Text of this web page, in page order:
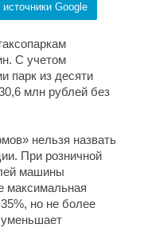
Google
С учетом
парк из десяти
млн рублей без
нельзя назвать
При розничной
машины
максимальная
но не более